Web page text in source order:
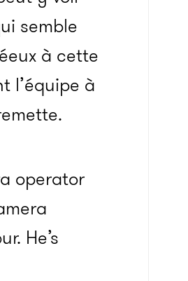
semble
à cette
l’équipe à
operator
He’s